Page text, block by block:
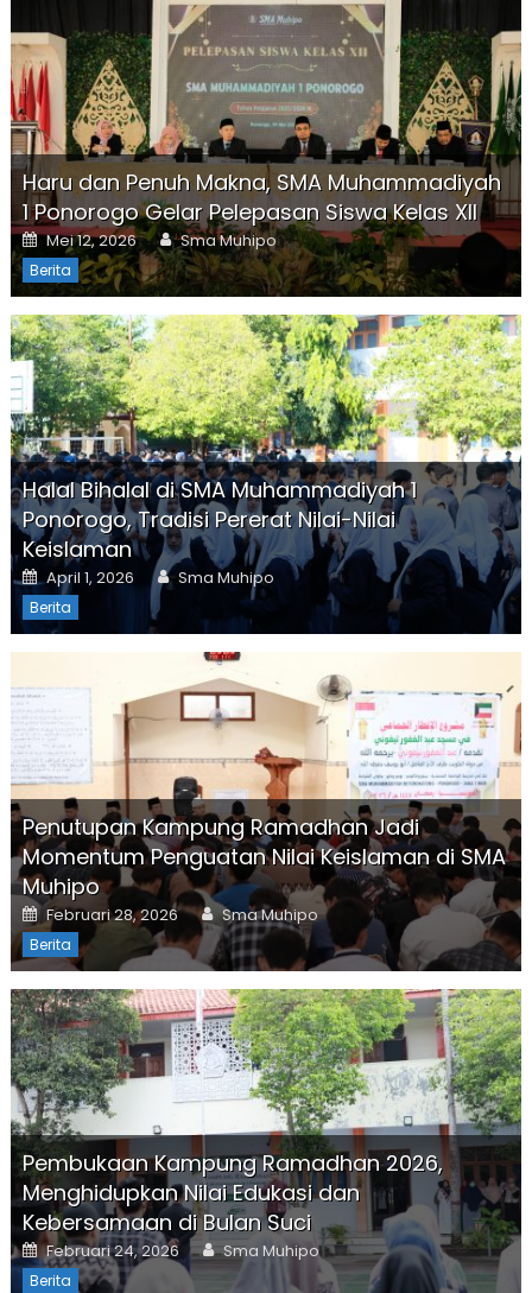
Haru dan Penuh Makna, SMA Muhammadiyah
1 Ponorogo Gelar Pelepasan Siswa Kelas XII
Posted
on
Mei 12, 2026 Author
Sma Muhipo
Berita
Halal Bihalal di SMA Muhammadiyah 1
Ponorogo, Tradisi Pererat Nilai-Nilai
Keislaman
Posted
on
April 1, 2026 Author
Sma Muhipo
Berita
Penutupan Kampung Ramadhan Jadi
Momentum Penguatan Nilai Keislaman di SMA
Muhipo
Posted
on
Februari 28, 2026 Author
Sma Muhipo
Berita
Pembukaan Kampung Ramadhan 2026,
Menghidupkan Nilai Edukasi dan
Kebersamaan di Bulan Suci
Posted
on
Februari 24, 2026 Author
Sma Muhipo
Berita